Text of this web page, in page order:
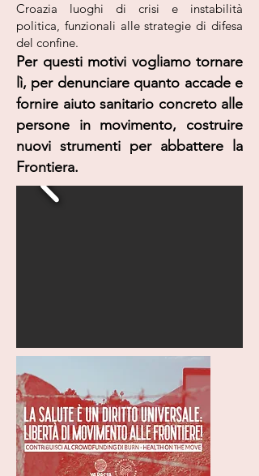
Croazia luoghi di crisi e instabilità
politica, funzionali alle strategie di difesa
del confine.
Per questi motivi vogliamo tornare
lì, per denunciare quanto accade e
fornire aiuto sanitario concreto alle
persone in movimento, costruire
nuovi strumenti per abbattere la
Frontiera.